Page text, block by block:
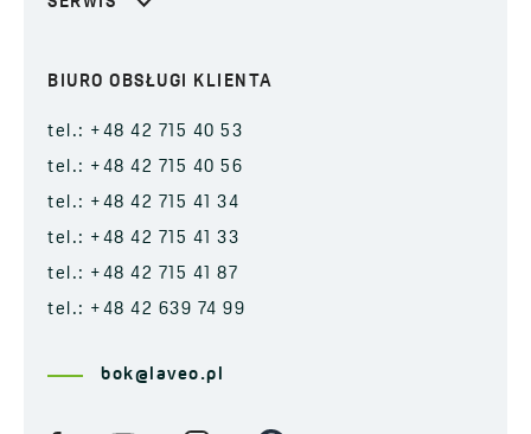
BIURO OBSŁUGI KLIENTA
tel.: +48 42 715 40 53
tel.: +48 42 715 40 56
tel.: +48 42 715 41 34
tel.: +48 42 715 41 33
tel.: +48 42 715 41 87
tel.: +48 42 639 74 99
bok@laveo.pl